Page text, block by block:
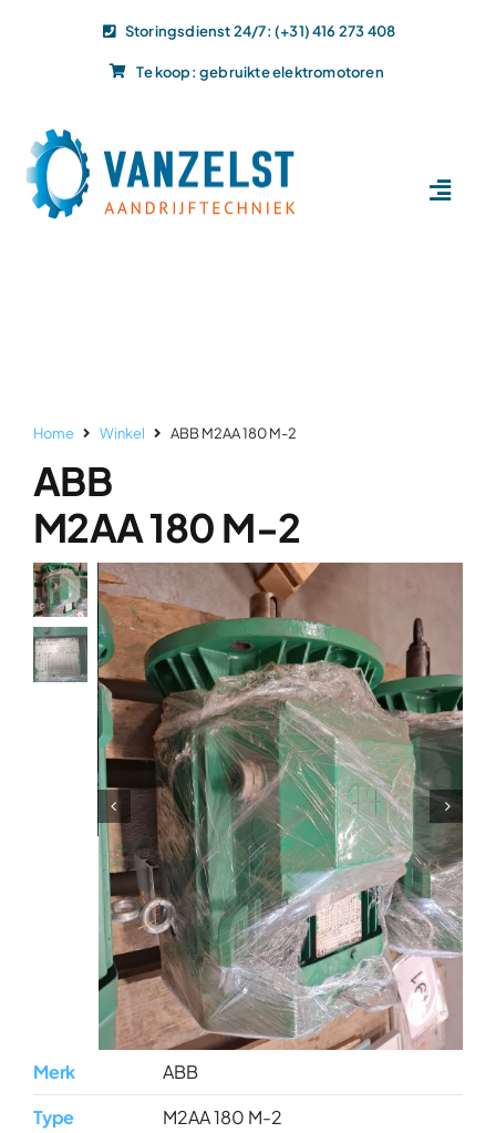
Storingsdienst 24/7: (+31) 416 273 408
Te koop: gebruikte elektromotoren
Over ons
Home Winkel ABB M2AA 180 M-2
ABB
M2AA 180 M-2
Merk
ABB
Type
M2AA 180 M-2